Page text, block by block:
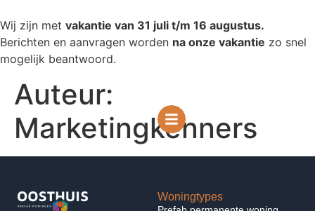
Wij zijn met vakantie van 31 juli t/m 16 augustus.
Berichten en aanvragen worden na onze vakantie zo snel
mogelijk beantwoord.
Auteur:
Marketingkenners
Woningtypes